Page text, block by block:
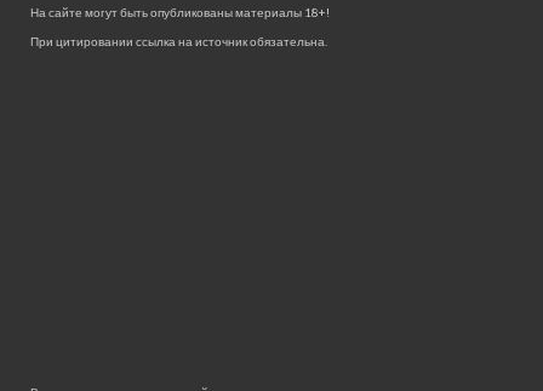
На сайте могут быть опубликованы материалы 18+!
При цитировании ссылка на источник обязательна.